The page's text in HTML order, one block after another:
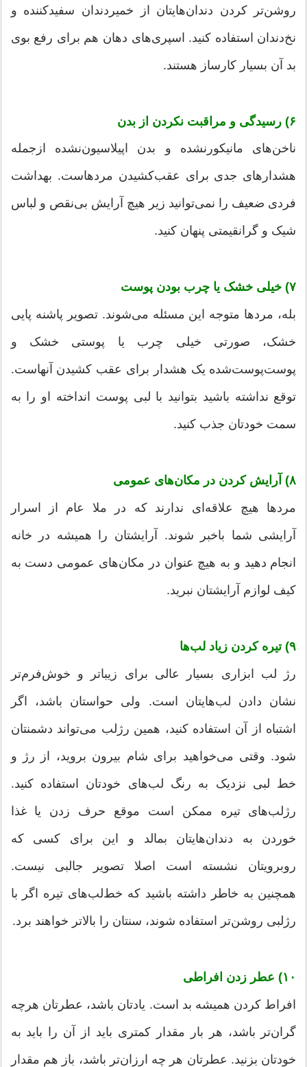
روشن‌تر کردن دندان‌هایتان از خمیردندان سفیدکننده و
نخ‌دندان استفاده کنید. اسپری‌های دهان هم برای رفع بوی
بد آن بسیار کارساز هستند.
۶) رسیدگی و مراقبت نکردن از بدن
ناخن‌های مانیکورنشده و بدن اپیلاسیون‌نشده ازجمله
هشدارهای جدی برای عقب‌کشیدن مردهاست. بهداشت
فردی ضعیف را نمی‌توانید زیر هیچ آرایش بی‌نقص و لباس
شیک و گرانقیمتی پنهان کنید.
۷) خیلی خشک یا چرب بودن پوست
بله، مردها متوجه این مسئله می‌شوند. تصویر پاشنه پایی
خشک، صورتی خیلی چرب یا پوستی خشک و
پوست‌پوست‌شده یک هشدار برای عقب کشیدن آنهاست.
توقع نداشته باشید بتوانید با لبی پوست انداخته او را به
سمت خودتان جذب کنید.
۸) آرایش کردن در مکان‌های عمومی
مردها هیچ علاقه‌ای ندارند که در ملا عام از اسرار
آرایشی شما باخبر شوند. آرایشتان را همیشه در خانه
انجام دهید و به هیچ عنوان در مکان‌های عمومی دست به
کیف لوازم آرایشتان نبرید.
۹) تیره کردن زیاد لب‌ها
رژ لب ابزاری بسیار عالی برای زیباتر و خوش‌فرم‌تر
نشان دادن لب‌هایتان است. ولی حواستان باشد، اگر
اشتباه از آن استفاده کنید، همین رژ‌لب می‌تواند دشمنتان
شود. وقتی می‌خواهید برای شام بیرون بروید، از رژ و
خط لبی نزدیک به رنگ لب‌های خودتان استفاده کنید.
رژلب‌های تیره ممکن است موقع حرف زدن یا غذا
خوردن به دندان‌هایتان بمالد و این برای کسی که
روبرویتان نشسته است اصلا تصویر جالبی نیست.
همچنین به خاطر داشته باشید که خط‌لب‌های تیره اگر با
رژلبی روشن‌تر استفاده شوند، سنتان را بالاتر خواهند برد.
۱۰) عطر زدن افراطی
افراط کردن همیشه بد است. یادتان باشد، عطرتان هرچه
گران‌تر باشد، هر بار مقدار کمتری باید از آن را باید به
خودتان بزنید. عطرتان هر چه ارزان‌تر باشد، باز هم مقدار